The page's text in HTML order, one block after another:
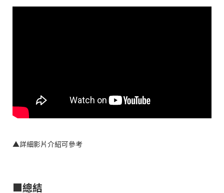
▲詳細影片介紹可參考
■總結